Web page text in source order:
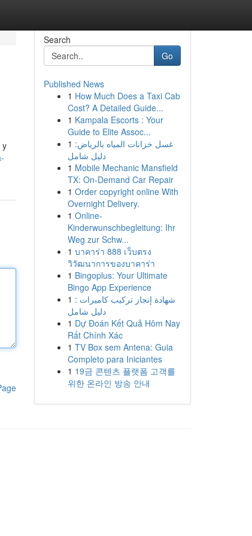
y
Search
Go
Published News
1 How Much Does a Taxi Cab
Cost? A Detailed Guide...
1 Kampala Escorts : Your
Guide to Elite Assoc...
1 غسل خزانات المياه بالرياض:
دليل شامل
1 Mobile Mechanic Mansfield
TX: On-Demand Car Repair
1 Order copyright online With
Overnight Delivery.
1 Online-
Kinderwunschbegleitung: Ihr
Weg zur Schw...
1 บาคาร่า 888 เว็บตรง
วิวัฒนาการของบาคาร่า
1 Bingoplus: Your Ultimate
Bingo App Experience
1 شهادة إنجاز تركيب كاميرات :
دليل شامل
1 Dự Đoán Kết Quả Hôm Nay
Rất Chính Xác
1 TV Box sem Antena: Guia
Completo para Iniciantes
1 19금 콘텐츠 플랫폼 고객를
위한 온라인 방송 안내